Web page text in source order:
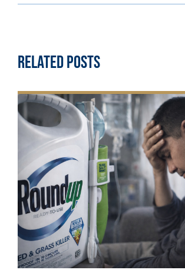
Related Posts